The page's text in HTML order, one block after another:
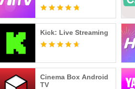
Kick: Live Streaming
Cinema Box Android
TV